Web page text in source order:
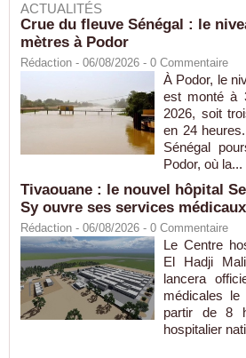
ACTUALITÉS
Crue du fleuve Sénégal : le
mètres à Podor
Rédaction - 06/08/2026 - 0 Commentaire
À Podor, le
est monté à
2026, soit
en 24
Sénégal
Podor, où la...
Tivaouane : le nouvel hôpital
Sy ouvre ses services
Rédaction - 06/08/2026 - 0 Commentaire
Le Centre
El Hadji
lancera
médicales
partir de 8
hospitalier